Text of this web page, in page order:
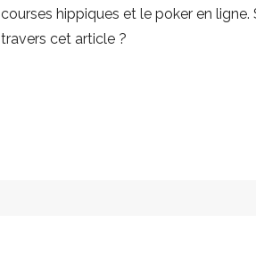
courses hippiques et le poker en
travers cet article ?